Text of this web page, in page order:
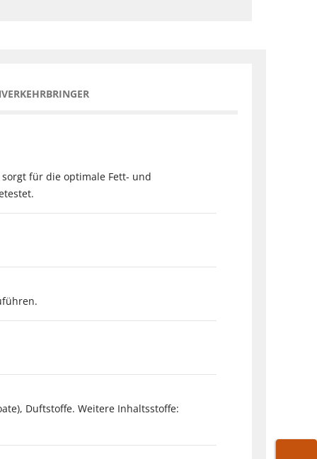
für die optimale Fett- und
Duftstoffe. Weitere Inhaltsstoffe: